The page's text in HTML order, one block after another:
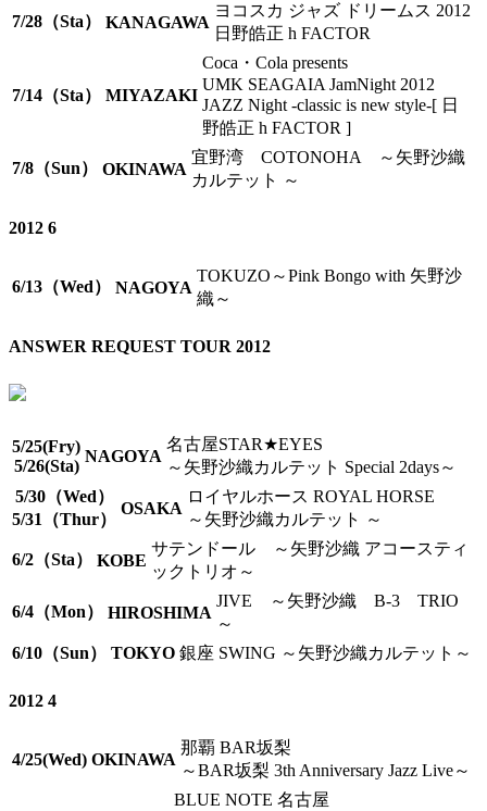
7/28（Sta） KANAGAWA
ヨコスカ ジャズ ドリームス 2012
日野皓正 h FACTOR
7/14（Sta） MIYAZAKI
Coca・Cola presents
UMK SEAGAIA JamNight 2012
JAZZ Night -classic is new style-[ 日
野皓正 h FACTOR ]
7/8（Sun） OKINAWA
宜野湾 COTONOHA
～矢野沙織
カルテット ～
2012 6
6/13（Wed） NAGOYA
TOKUZO ～Pink Bongo with 矢野沙
織～
ANSWER REQUEST TOUR 2012
5/25(Fry)
5/26(Sta)
NAGOYA
名古屋STAR★EYES
～矢野沙織カルテット Special 2days～
5/30（Wed）
5/31（Thur）
OSAKA
ロイヤルホース ROYAL HORSE
～矢野沙織カルテット ～
6/2（Sta） KOBE
サテンドール
～矢野沙織 アコースティ
ックトリオ～
6/4（Mon） HIROSHIMA
JIVE
～矢野沙織 B-3 TRIO
～
6/10（Sun）
TOKYO 銀座 SWING ～矢野沙織カルテット～
2012 4
4/25(Wed) OKINAWA
那覇 BAR坂梨
～BAR坂梨 3th Anniversary Jazz Live～
BLUE NOTE 名古屋